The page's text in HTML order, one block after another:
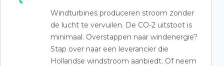
Windturbines produceren stroom zonder
de lucht te vervuilen. De CO-2 uitstoot is
minimaal. Overstappen naar windenergie?
Stap over naar een leverancier die
Hollandse windstroom aanbiedt. Of neem